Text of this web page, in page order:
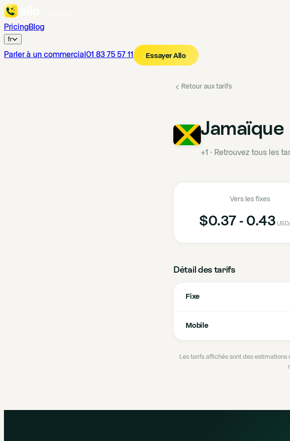
PricingBlog
fr
Parler à un commercial 01 83 75 57 11 Essayer Allo
Retour aux tarifs
Jamaïque
+1 · Retrouvez tous les
Vers les fixes
$0.37 - 0.43 USD
Détail des tarifs
Fixe
Mobile
Les tarifs affichés sont des